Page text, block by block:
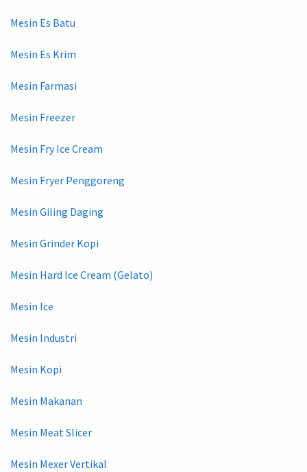
Mesin Es Batu
Mesin Es Krim
Mesin Farmasi
Mesin Freezer
Mesin Fry Ice Cream
Mesin Fryer Penggoreng
Mesin Giling Daging
Mesin Grinder Kopi
Mesin Hard Ice Cream (Gelato)
Mesin Ice
Mesin Industri
Mesin Kopi
Mesin Makanan
Mesin Meat Slicer
Mesin Mexer Vertikal